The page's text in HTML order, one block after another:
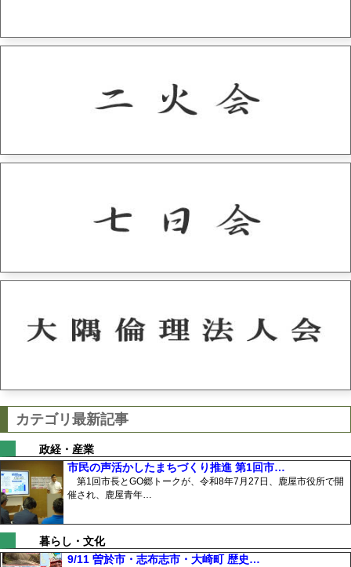
カテゴリ最新記事
政経・産業
市民の声活かしたまちづくり推進 第1回市…
第1回市長とGO郷トークが、令和8年7月27日、鹿屋市役所で開
催され、鹿屋青年…
暮らし・文化
9/11 曽於市・志布志市・大崎町 歴史…